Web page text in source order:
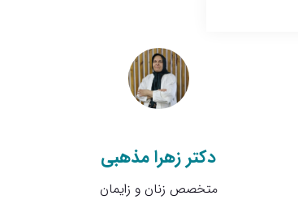
دکتر زهرا مذهبی
متخصص زنان و زایمان